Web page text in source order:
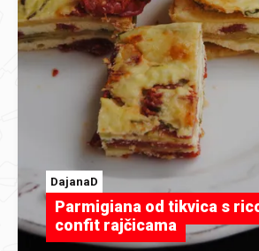
DajanaD
Parmigiana od tikvica s
confit rajčicama